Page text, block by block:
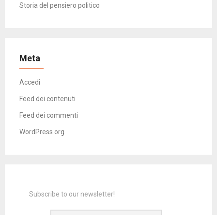
Storia del pensiero politico
Meta
Accedi
Feed dei contenuti
Feed dei commenti
WordPress.org
Subscribe to our newsletter!